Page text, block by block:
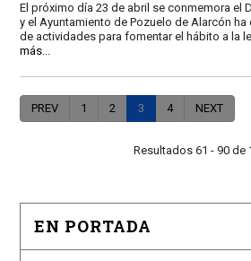
El próximo día 23 de abril se conmemora el
y el Ayuntamiento de Pozuelo de Alarcón
de actividades para fomentar el hábito a la
más...
PREV 1 2 3 4 NEXT
Resultados 61 - 90 de
EN PORTADA